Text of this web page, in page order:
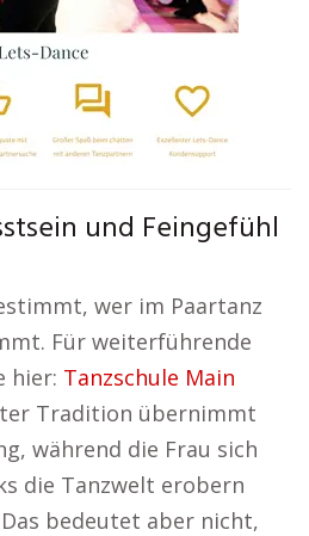
und Feingefühl
wer im Paartanz
Für weiterführende
hier: Tanzschule Main
Tradition übernimmt
während die Frau sich
die Tanzwelt erobern
bedeutet aber nicht,